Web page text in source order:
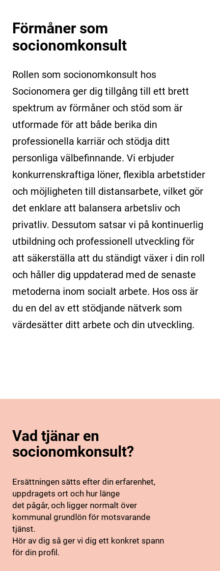
Förmåner som
socionomkonsult
Rollen som socionomkonsult hos
Socionomera ger dig tillgång till ett brett
spektrum av förmåner och stöd som är
utformade för att både berika din
professionella karriär och stödja ditt
personliga välbefinnande. Vi erbjuder
konkurrenskraftiga löner, flexibla arbetstider
och möjligheten till distansarbete, vilket gör
det enklare att balansera arbetsliv och
privatliv. Dessutom satsar vi på kontinuerlig
utbildning och professionell utveckling för
att säkerställa att du ständigt växer i din roll
och håller dig uppdaterad med de senaste
metoderna inom socialt arbete. Hos oss är
du en del av ett stödjande nätverk som
värdesätter ditt arbete och din utveckling.
Vad tjänar en
socionomkonsult?
Ersättningen sätts efter din erfarenhet,
uppdragets ort och hur länge
det pågår, och ligger normalt över
kommunal grundlön för motsvarande
tjänst.
Hör av dig så ger vi dig ett konkret spann
för din profil.